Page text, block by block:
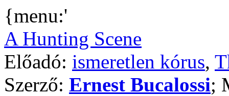
{menu:'
A Hunting Scene
Előadó: ismeretlen kórus,
Szerző: Ernest Bucalossi;